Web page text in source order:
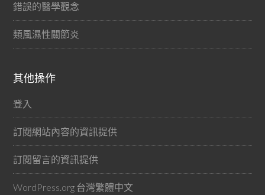
錯誤的醫學觀念
類風濕性關節炎
其他操作
登入
訂閱網站內容的資訊提供
訂閱留言的資訊提供
WordPress.org 台灣繁體中文